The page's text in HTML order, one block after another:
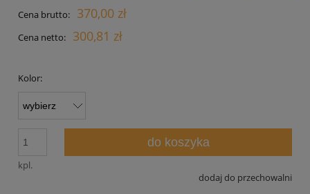
Cena brutto: 370,00 zł
Cena netto: 300,81 zł
Kolor:
kpl.
do koszyka
dodaj do przechowalni